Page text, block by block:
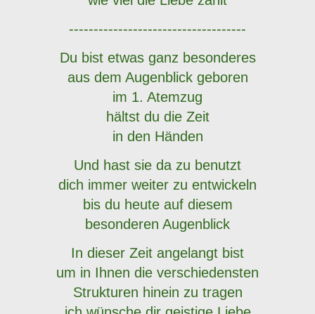
------------------------------------
Du bist etwas ganz besonderes
aus dem Augenblick geboren
im 1. Atemzug
hältst du die Zeit
in den Händen
Und hast sie da zu benutzt
dich immer weiter zu entwickeln
bis du heute auf diesem
besonderen Augenblick
In dieser Zeit angelangt bist
um in Ihnen die verschiedensten
Strukturen hinein zu tragen